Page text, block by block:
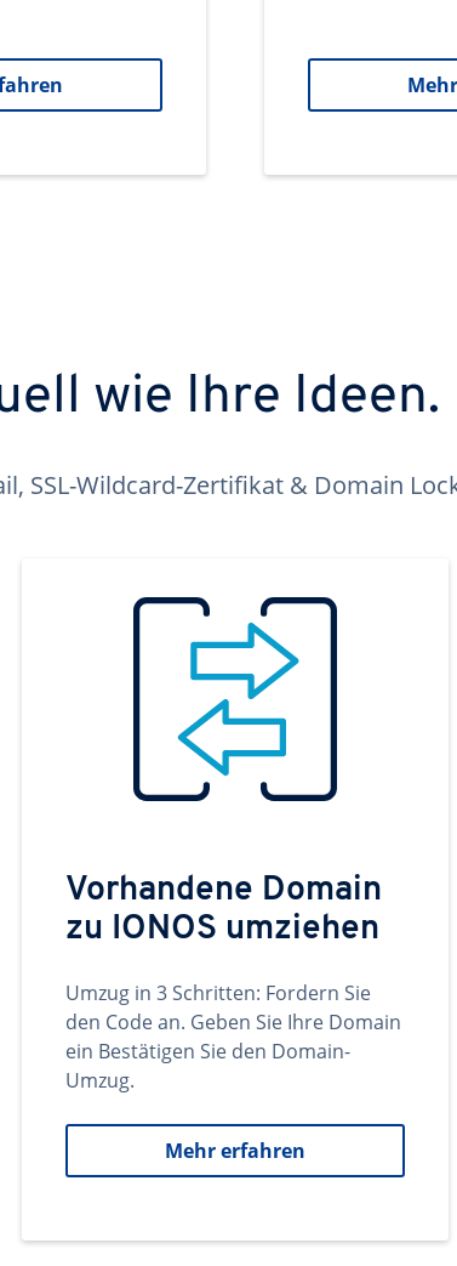
wie Ihre Ideen.
SSL-Wildcard-Zertifikat & Domain
Vorhandene Domain
zu IONOS umziehen
Umzug in 3 Schritten: Fordern Sie
den Code an. Geben Sie Ihre Domain
ein Bestätigen Sie den Domain-
Umzug.
Mehr erfahren